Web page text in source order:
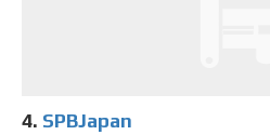
4. SPBJapan